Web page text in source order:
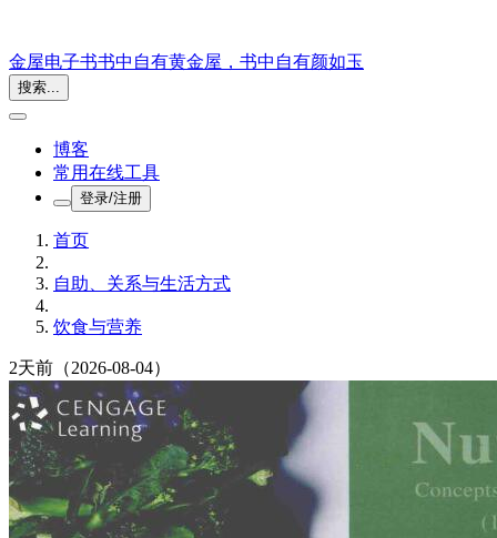
金屋电子书书中自有黄金屋，书中自有颜如玉
搜索...
博客
常用在线工具
登录/注册
首页
自助、关系与生活方式
饮食与营养
2天前 （2026-08-04）